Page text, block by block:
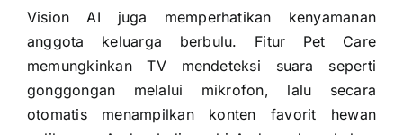
Vision AI juga memperhatikan kenyamanan
anggota keluarga berbulu. Fitur Pet Care
memungkinkan TV mendeteksi suara seperti
gonggongan melalui mikrofon, lalu secara
otomatis menampilkan konten favorit hewan